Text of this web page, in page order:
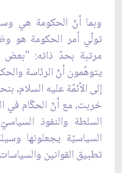
وبما أنّ الحكومة هي
تولّي أمر الحكومة هو
مرتبة بحدّ ذاته: "بعض
يتوهّمون أنّ الرئاسة
إلى الأئمّة عليه السلام،
خربت، مع أنّ الحكّام في
السلطة والنفوذ
السياسيّة يجعلونها
تطبيق القوانين والسياسات